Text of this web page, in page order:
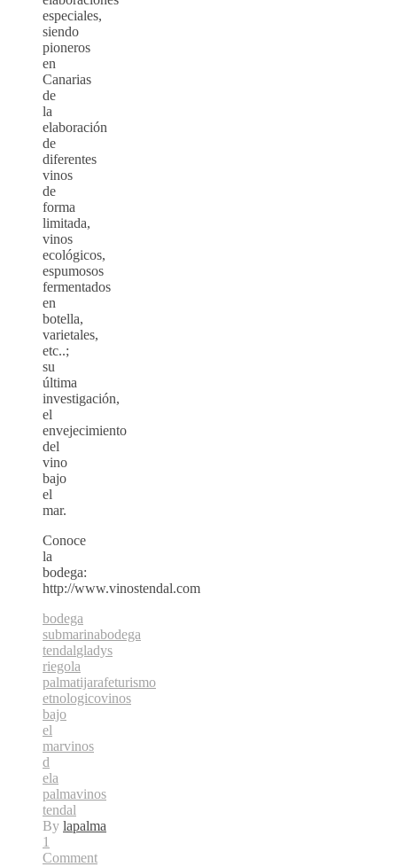
especiales,
siendo
pioneros
en
Canarias
de
la
elaboración
de
diferentes
vinos
de
forma
limitada,
vinos
ecológicos,
espumosos
fermentados
en
botella,
varietales,
etc..;
su
última
investigación,
el
envejecimiento
del
vino
bajo
el
mar.
Conoce
la
bodega:
http://www.vinostendal.com
bodega
submarinabodega
tendalgladys
riegola
palmatijarafeturismo
etnologicovinos
bajo
el
marvinos
d
ela
palmavinos
tendal
By lapalma
1
Comment